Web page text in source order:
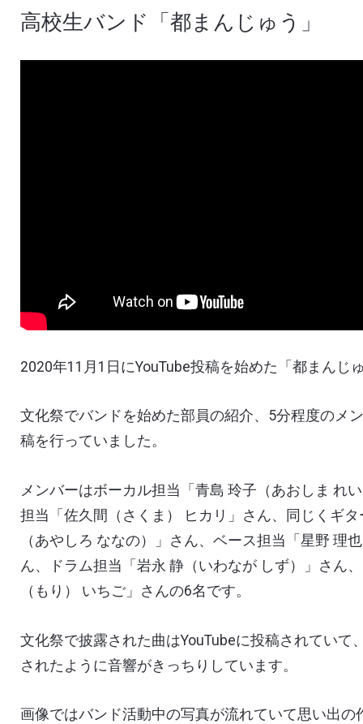
高校生バンド「都まんじゅう」
2020年11 月 1 日にYouTube投稿を始めた「都まんじ
文化祭でバンドを始めた部員の紹介、 5分程度のメ
稿を行っていました。
メンバーはボーカル担当「青島 玲子（あおしま れ
担当「佐久間（さくま） ヒカリ」さん、同じくギ
（あやしろ ななの）」さん、ベース担当「星野 理
ん、ドラム担当「岩永 静（いわなが しず）」さん
（もり） いちご」さんの6名です。
文化祭で披露された曲はYouTubeに投稿されていて
されたように音響がきっちりしています。
画像ではバンド活動中の写真が流れていて思い出の